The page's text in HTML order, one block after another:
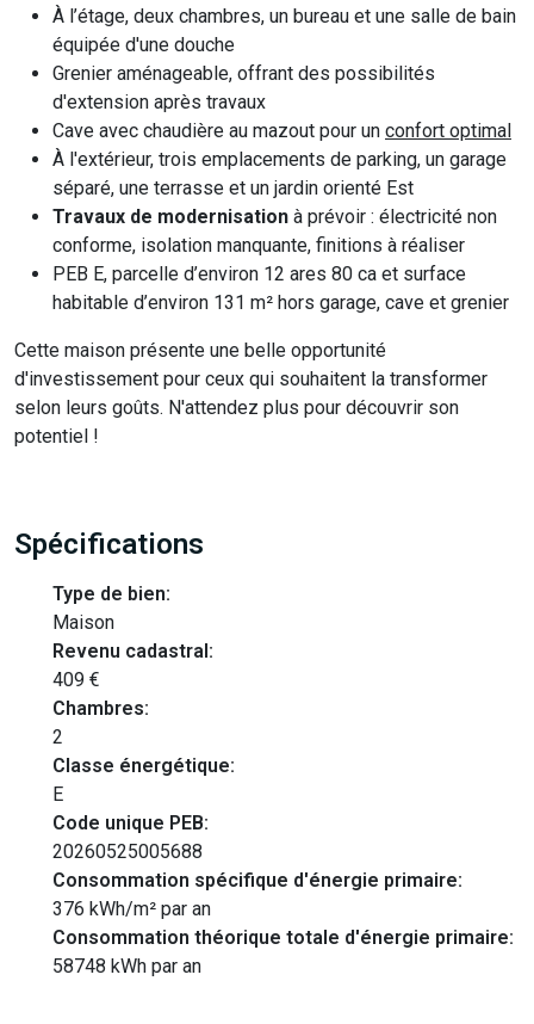
À l’étage, deux chambres, un bureau et une salle de bain
équipée d'une douche
Grenier aménageable, offrant des possibilités
d'extension après travaux
Cave avec chaudière au mazout pour un confort optimal
À l'extérieur, trois emplacements de parking, un garage
séparé, une terrasse et un jardin orienté Est
Travaux de modernisation à prévoir : électricité non
conforme, isolation manquante, finitions à réaliser
PEB E, parcelle d’environ 12 ares 80 ca et surface
habitable d’environ 131 m² hors garage, cave et grenier
Cette maison présente une belle opportunité
d'investissement pour ceux qui souhaitent la transformer
selon leurs goûts. N'attendez plus pour découvrir son
potentiel !
Spécifications
Type de bien:
Maison
Revenu cadastral:
409 €
Chambres:
2
Classe énergétique:
E
Code unique PEB:
20260525005688
Consommation spécifique d'énergie primaire:
376 kWh/m² par an
Consommation théorique totale d'énergie primaire:
58748 kWh par an